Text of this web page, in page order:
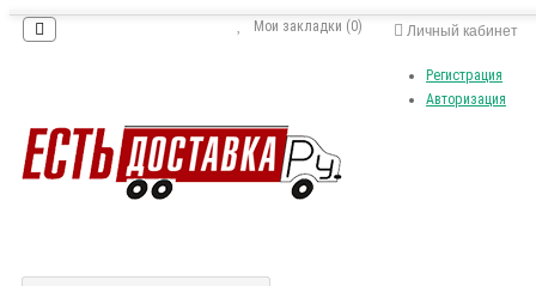
Личный кабинет
Регистрация
Авторизация
Мои закладки (0)